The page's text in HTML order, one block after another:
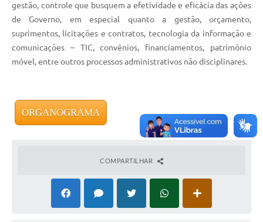
gestão, controle que busquem a efetividade e eficácia das ações
de Governo, em especial quanto a gestão, orçamento,
suprimentos, licitações e contratos, tecnologia da informação e
comunicações – TIC, convênios, financiamentos, patrimônio
móvel, entre outros processos administrativos não disciplinares.
ORGANOGRAMA
COMPARTILHAR